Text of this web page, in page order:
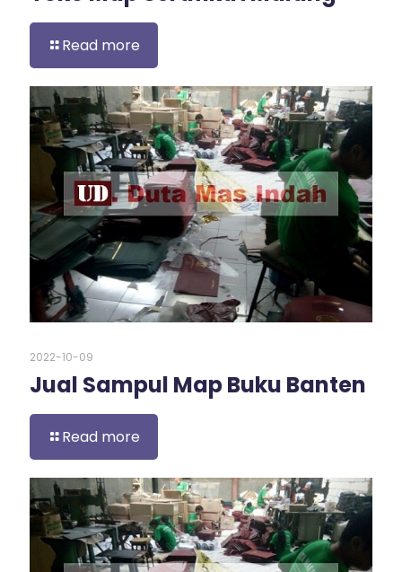
Read more
2022-10-09
Jual Sampul Map Buku Banten
Read more